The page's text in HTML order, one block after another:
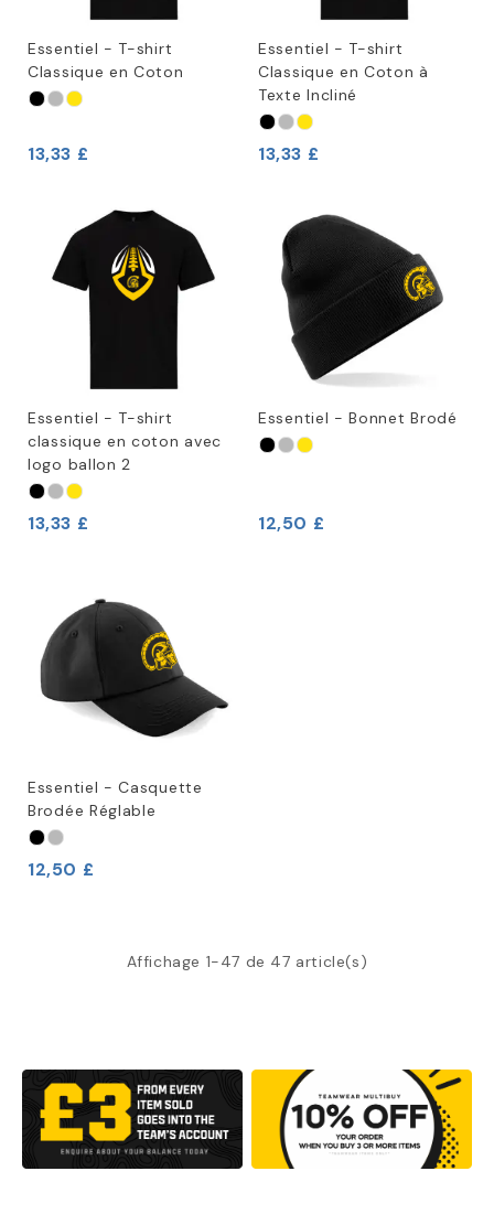
Essentiel - T-shirt
Classique en Coton
13,33 £
Essentiel - T-shirt
Classique en Coton à
Texte Incliné
13,33 £
Essentiel - T-shirt
classique en coton avec
logo ballon 2
13,33 £
Essentiel - Bonnet Brodé
12,50 £
Essentiel - Casquette
Brodée Réglable
12,50 £
Affichage 1-47 de 47 article(s)